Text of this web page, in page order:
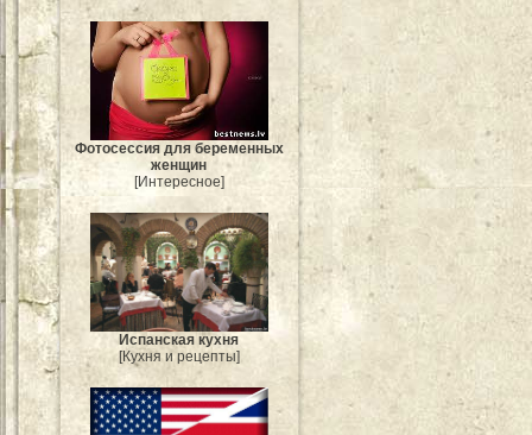
Фотосессия для беременных
женщин
[Интересное]
Испанская кухня
[Кухня и рецепты]